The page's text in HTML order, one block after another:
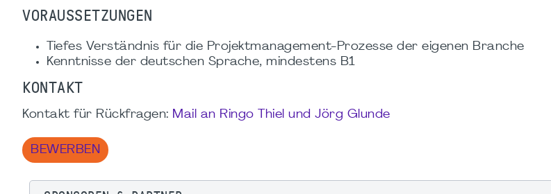
VORAUSSETZUNGEN
Tiefes Verständnis für die Projektmanagement-Prozesse der eigenen Branche
Kenntnisse der deutschen Sprache, mindestens B1
KONTAKT
Kontakt für Rückfragen: Mail an Ringo Thiel und Jörg Glunde
BEWERBEN